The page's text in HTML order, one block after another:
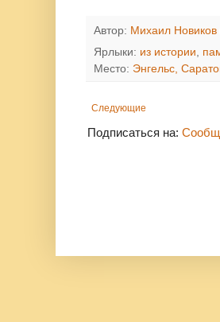
Автор: Михаил Новиков
Ярлыки: из истории
Место: Энгельс,
Следующие
Подписаться на: